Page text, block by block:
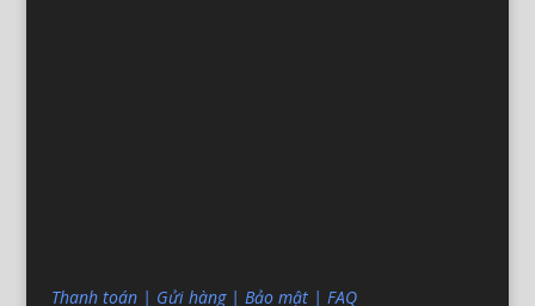
Thanh toán| Gửi hàng| Bảo mật| FAQ